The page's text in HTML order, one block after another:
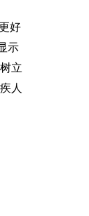
好
示
立
人